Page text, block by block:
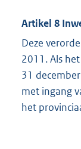
Artikel 8
Deze
2011. Als
31
met ingang
het